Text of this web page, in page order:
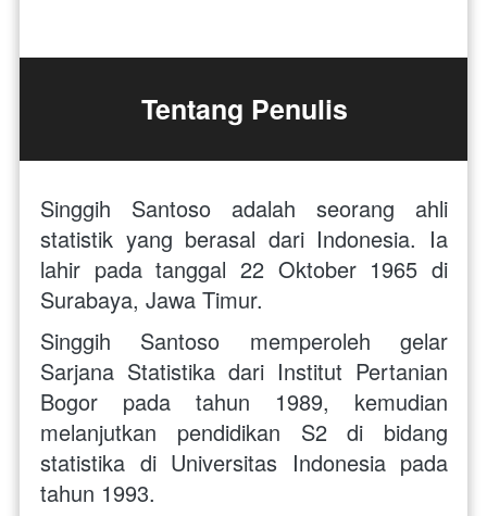
Tentang Penulis
Singgih Santoso adalah seorang ahli
statistik yang berasal dari Indonesia. Ia
lahir pada tanggal 22 Oktober 1965 di
Surabaya, Jawa Timur.
Singgih Santoso memperoleh gelar
Sarjana Statistika dari Institut Pertanian
Bogor pada tahun 1989, kemudian
melanjutkan pendidikan S2 di bidang
statistika di Universitas Indonesia pada
tahun 1993.